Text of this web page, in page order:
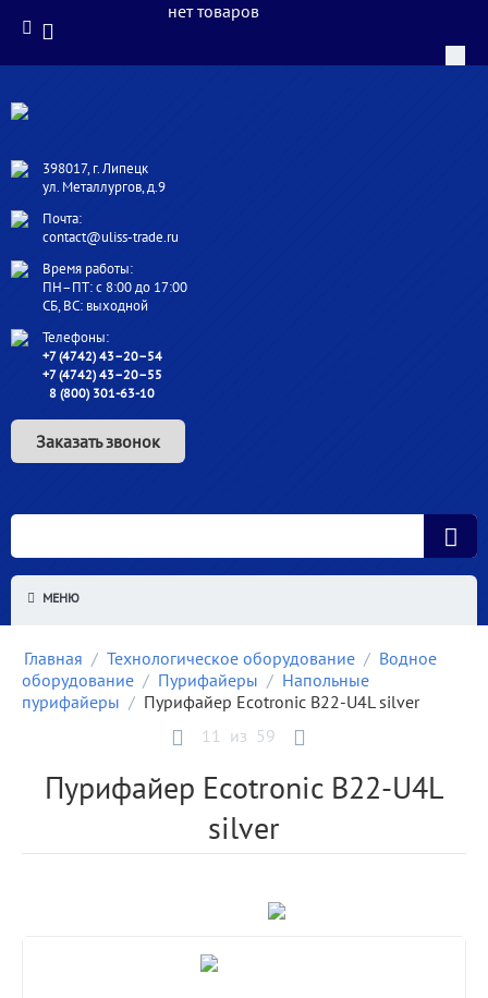
398017, г. Липецк
ул. Металлургов, д.9
Почта:
contact@uliss-trade.ru
Время работы:
ПН–ПТ: с 8:00 до 17:00
СБ, ВС: выходной
Телефоны:
+7 (4742) 43–20–54
+7 (4742) 43–20–55
8 (800) 301-63-10
Заказать звонок
нет товаров
МЕНЮ
Главная / Технологическое оборудование / Водное
оборудование / Пурифайеры / Напольные
пурифайеры / Пурифайер Ecotronic B22-U4L silver
11 из 59
Пурифайер Ecotronic B22-U4L
silver